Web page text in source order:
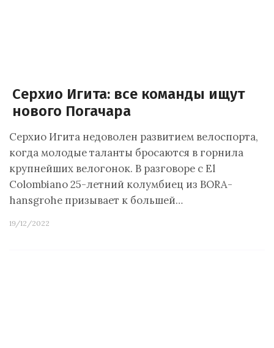
Серхио Игита: все команды ищут
нового Погачара
Серхио Игита недоволен развитием велоспорта,
когда молодые таланты бросаются в горнила
крупнейших велогонок. В разговоре с El
Colombiano 25-летний колумбиец из BORA-
hansgrohe призывает к большей…
19/12/2022